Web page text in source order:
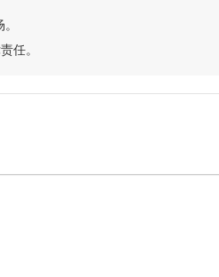
任。